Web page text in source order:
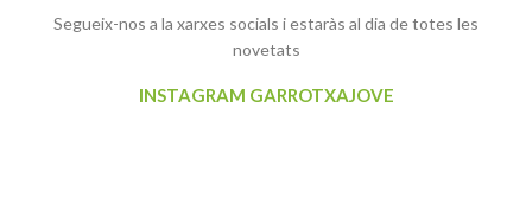
Segueix-nos a la xarxes socials i estaràs al dia de totes les
novetats
INSTAGRAM GARROTXAJOVE